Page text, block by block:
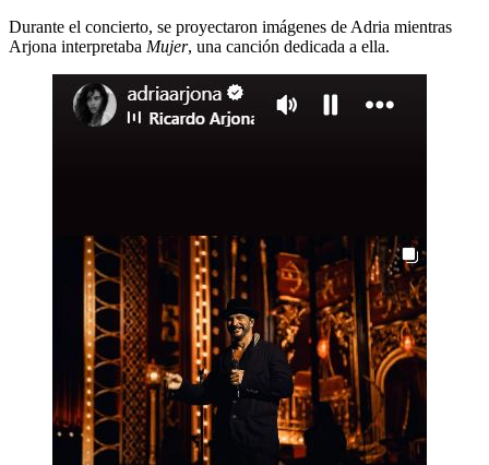
Durante el concierto, se proyectaron imágenes de Adria mientras
Arjona interpretaba Mujer, una canción dedicada a ella.